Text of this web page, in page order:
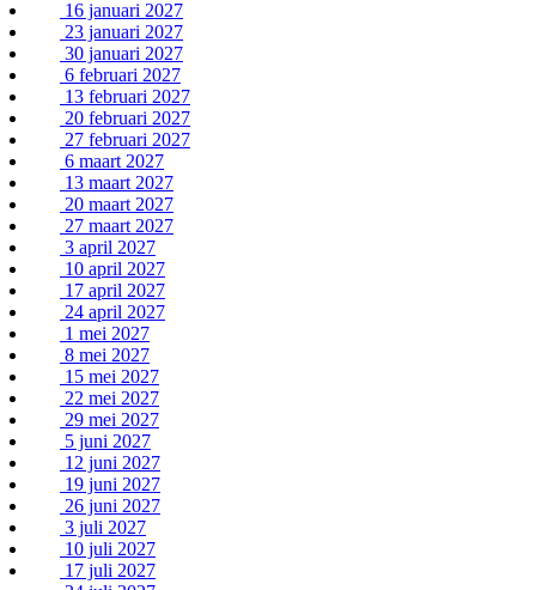
16 januari 2027
23 januari 2027
30 januari 2027
6 februari 2027
13 februari 2027
20 februari 2027
27 februari 2027
6 maart 2027
13 maart 2027
20 maart 2027
27 maart 2027
3 april 2027
10 april 2027
17 april 2027
24 april 2027
1 mei 2027
8 mei 2027
15 mei 2027
22 mei 2027
29 mei 2027
5 juni 2027
12 juni 2027
19 juni 2027
26 juni 2027
3 juli 2027
10 juli 2027
17 juli 2027